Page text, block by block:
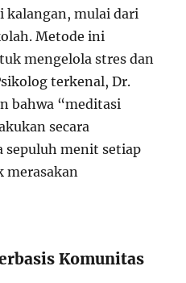
kalangan, mulai dari
Metode ini
mengelola stres dan
terkenal, Dr.
bahwa “meditasi
secara
sepuluh menit setiap
merasakan
Komunitas